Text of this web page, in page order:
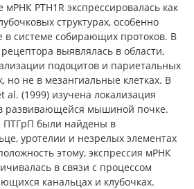
мРНК PTH1R экспрессировалась как
структурах, особенно
в системе собирающих протоков. В
рецептора выявлялась в области,
подоцитов и париетальных
но не в мезангиальные клетках. В
al. (1999) изучена локализация
развивающейся мышиной почке.
ПТГрП были найдены в
уротелии и незрелых элементах
этому, экспрессия мРНК
в связи с процессом
канальцах и клубочках.